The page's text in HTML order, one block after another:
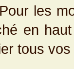
les
en
tous